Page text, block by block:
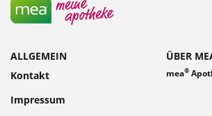
ALLGEMEIN
Kontakt
Impressum
ÜBER
mea®